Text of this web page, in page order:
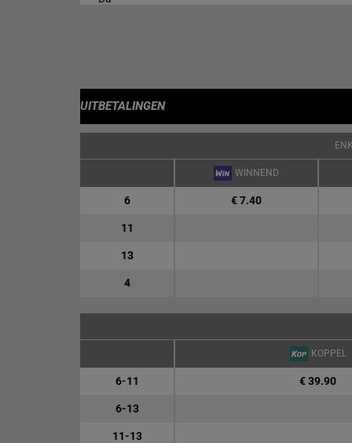
UITBETALINGEN
WINNEND
6 € 7.40
11
13
4
KOPPEL
6-11 € 39.90
6-13
11-13